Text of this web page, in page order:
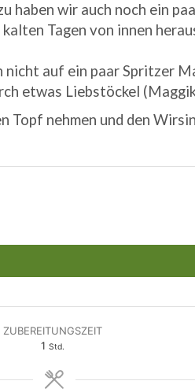
haben wir auch noch ein
Tagen von innen
nicht auf ein paar Spritzer
etwas Liebstöckel
nehmen und den
ZUBEREITUNGSZEIT
1Stunde
Std.